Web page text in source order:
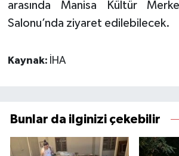
arasında Manisa Kültür
Salonu’nda ziyaret edilebilecek.
Kaynak: İHA
Bunlar da ilginizi çekebilir